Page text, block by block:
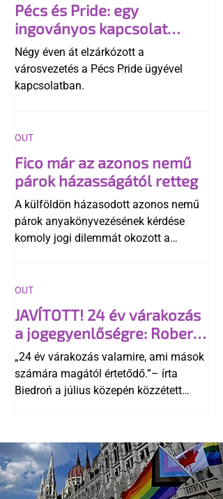
Pécs és Pride: egy
ingoványos kapcsolat
története
Négy éven át elzárkózott a
városvezetés a Pécs Pride ügyével
kapcsolatban.
Fico már az azonos nemű
párok házasságától retteg
A külföldön házasodott azonos nemű
párok anyakönyvezésének kérdése
komoly jogi dilemmát okozott a
egyértelműen tiltja a házasságuk
elismerését. Közben az ellenzéken belül
is vita robbant ki arról, hogy vissza
kellene-e vonni a kormány konzervatív
alkotmánymódosítását
OUT
JAVÍTOTT! 24 év várakozás
a jogegyenlőségre: Robert
Biedroń megindító üzenete
a lengyel bejegyzett
élettársi kapcsolatokért
„24 év várakozás valamire, ami mások
számára magától értetődő.”– írta
Biedroń a július közepén közzétett
OUT